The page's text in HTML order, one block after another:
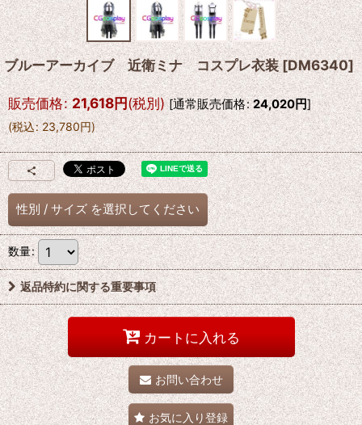
ブルーアーカイブ 近衛ミナ コスプレ衣装[DM6340]
販売価格: 21,618円(税別) [通常販売価格: 24,020円]
(税込: 23,780円)
性別 / サイズ を選択してください
数量:
返品特約に関する重要事項
カートに入れる
お問い合わせ
お気に入り登録